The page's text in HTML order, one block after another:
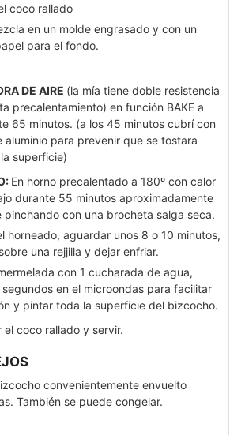
coco rallado
en un molde engrasado y con un
para el fondo.
DE AIRE (la mía tiene doble resistencia
precalentamiento) en función BAKE a
65 minutos. (a los 45 minutos cubrí con
aluminio para prevenir que se tostara
superficie)
En horno precalentado a 180º con calor
durante 55 minutos aproximadamente
pinchando con una brocheta salga seca.
horneado, aguardar unos 8 o 10 minutos,
una rejjilla y dejar enfriar.
con 1 cucharada de agua,
en el microondas para facilitar
y pintar toda la superficie del bizcocho.
el coco rallado y servir.
convenientemente envuelto
También se puede congelar.